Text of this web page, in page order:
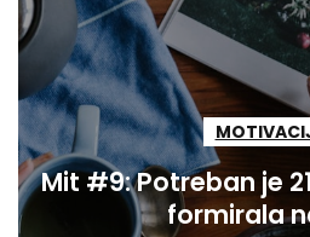
Mit #9: Potreban je
formirala